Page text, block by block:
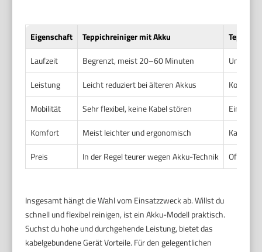
Eigenschaft Teppichreiniger mit Akku
Laufzeit
Begrenzt, meist 20–60 Minuten
Leistung
Leicht reduziert bei älteren Akkus
Mobilität
Sehr flexibel, keine Kabel stören
Komfort
Meist leichter und ergonomisch
Kann
Preis
In der Regel teurer wegen Akku-Technik Oft
Insgesamt hängt die Wahl vom Einsatzzweck ab. Willst du
schnell und flexibel reinigen, ist ein Akku-Modell praktisch.
Suchst du hohe und durchgehende Leistung, bietet das
kabelgebundene Gerät Vorteile. Für den gelegentlichen